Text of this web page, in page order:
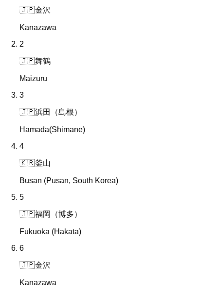
🇯🇵金沢
Kanazawa
2
🇯🇵舞鶴
Maizuru
3
🇯🇵浜田（島根）
Hamada(Shimane)
4
🇰🇷釜山
Busan (Pusan, South Korea)
5
🇯🇵福岡（博多）
Fukuoka (Hakata)
6
🇯🇵金沢
Kanazawa